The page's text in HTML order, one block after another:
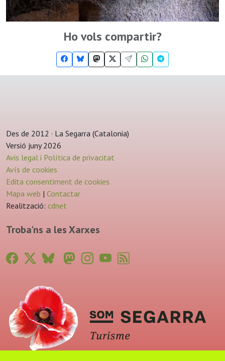
Ho vols compartir?
Des de 2012 · La Segarra (Catalonia)
Versió juny 2026
Avis legal i Política de privacitat
Avís de cookies
Edita consentiment de cookies
Mapa web | Contactar
Realització: cdnet
Troba'ns a les Xarxes